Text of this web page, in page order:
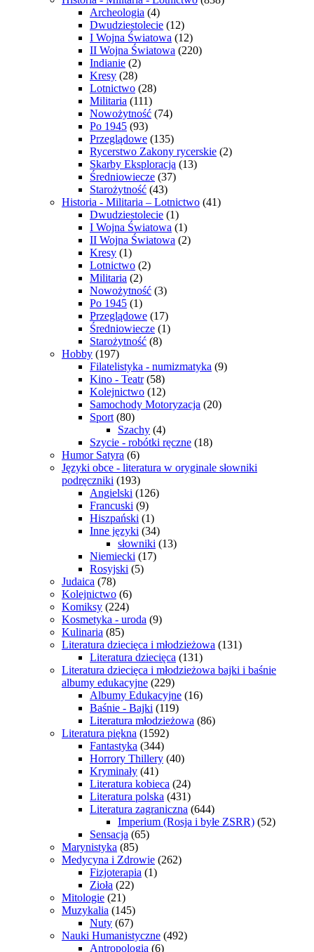
Archeologia (4)
Dwudziestolecie (12)
I Wojna Światowa (12)
II Wojna Światowa (220)
Indianie (2)
Kresy (28)
Lotnictwo (28)
Militaria (111)
Nowożytność (74)
Po 1945 (93)
Przeglądowe (135)
Rycerstwo Zakony rycerskie (2)
Skarby Eksploracja (13)
Średniowiecze (37)
Starożytność (43)
Historia - Militaria – Lotnictwo (41)
Dwudziestolecie (1)
I Wojna Światowa (1)
II Wojna Światowa (2)
Kresy (1)
Lotnictwo (2)
Militaria (2)
Nowożytność (3)
Po 1945 (1)
Przeglądowe (17)
Średniowiecze (1)
Starożytność (8)
Hobby (197)
Filatelistyka - numizmatyka (9)
Kino - Teatr (58)
Kolejnictwo (12)
Samochody Motoryzacja (20)
Sport (80)
Szachy (4)
Szycie - robótki ręczne (18)
Humor Satyra (6)
Języki obce - literatura w oryginale słowniki
podręczniki (193)
Angielski (126)
Francuski (9)
Hiszpański (1)
Inne języki (34)
słowniki (13)
Niemiecki (17)
Rosyjski (5)
Judaica (78)
Kolejnictwo (6)
Komiksy (224)
Kosmetyka - uroda (9)
Kulinaria (85)
Literatura dziecięca i młodzieżowa (131)
Literatura dziecięca (131)
Literatura dziecięca i młodzieżowa bajki i baśnie
albumy edukacyjne (229)
Albumy Edukacyjne (16)
Baśnie - Bajki (119)
Literatura młodzieżowa (86)
Literatura piękna (1592)
Fantastyka (344)
Horrory Thillery (40)
Kryminały (41)
Literatura kobieca (24)
Literatura polska (431)
Literatura zagraniczna (644)
Imperium (Rosja i byłe ZSRR) (52)
Sensacja (65)
Marynistyka (85)
Medycyna i Zdrowie (262)
Fizjoterapia (1)
Zioła (22)
Mitologie (21)
Muzykalia (145)
Nuty (67)
Nauki Humanistyczne (492)
Antropologia (6)